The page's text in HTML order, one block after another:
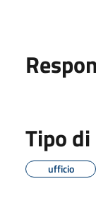
Tipo
ufficio